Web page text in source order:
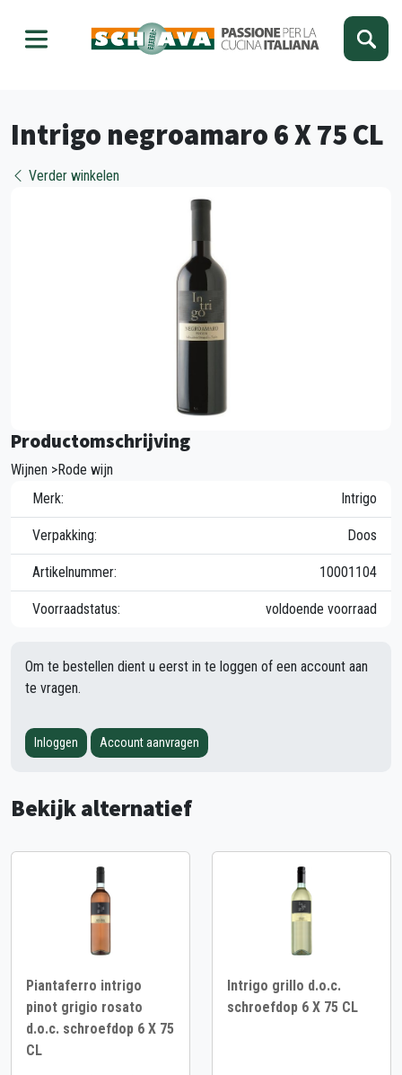
Intrigo negroamaro 6 X 75 CL
Verder winkelen
Productomschrijving
Wijnen >Rode wijn
Merk:
Intrigo
Verpakking: Doos
Artikelnummer: 10001104
Voorraadstatus: voldoende voorraad
Om te bestellen dient u eerst in te loggen of een account aan
te vragen.
Inloggen Account aanvragen
Bekijk alternatief
Piantaferro intrigo
pinot grigio rosato
d.o.c. schroefdop 6 X 75
CL
Intrigo grillo d.o.c.
schroefdop 6 X 75 CL